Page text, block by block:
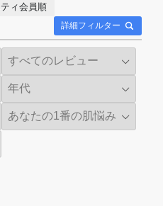
詳細フィルター
ィ会員順